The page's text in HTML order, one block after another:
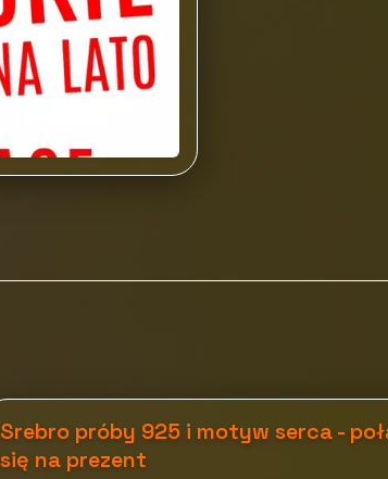
Srebro próby 925 i motyw serca -
się na prezent